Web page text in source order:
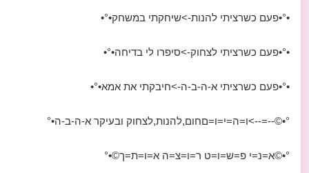
•°•פעם כשרציתי להנות->שיחקתי במשחק•°•
•°•פעם כשרציתי לצחוק->סיפרו לי בדיחה•°•
•°•פעם כשרציתי א-ה-ב-ה->חיבקתי את אמא•°•
°•©--=-->ו=ה=י=ו=םחום,להנות,לצחוק ובעיקר א-ה-ב-ה•°
°•©א=נ=י פ=ש=ו=ט ר=ו=צ=ה א=ו=ת=ך©•°